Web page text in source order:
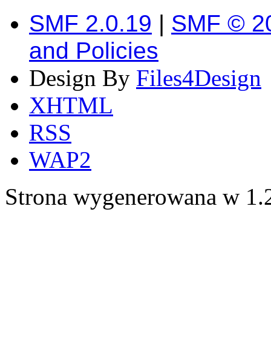
SMF 2.0.19 | SMF ©
and Policies
Design By Files4Design
XHTML
RSS
WAP2
Strona wygenerowana w